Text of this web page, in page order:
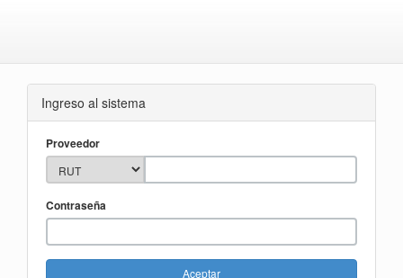
Ingreso al sistema
Proveedor
Contraseña